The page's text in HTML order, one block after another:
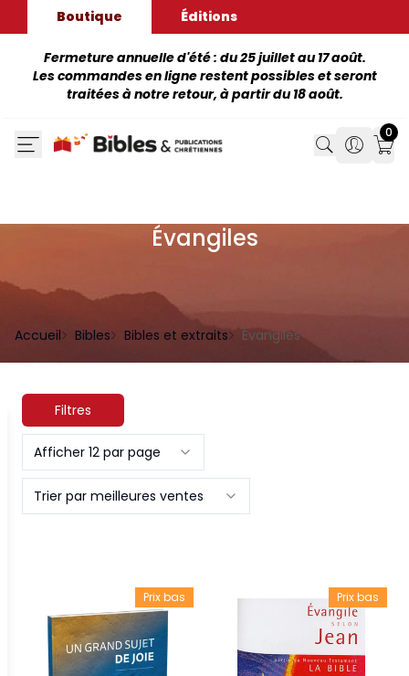
Boutique Éditions
Fermeture annuelle d'été : du 25 juillet au 17 août.
Les commandes en ligne restent possibles et seront
traitées à notre retour, à partir du 18 août.
Search
Search
0
Évangiles
Accueil Bibles Bibles et extraits Évangiles
Filtres
Afficher 12 par page
Trier par meilleures ventes
Prix bas Prix bas